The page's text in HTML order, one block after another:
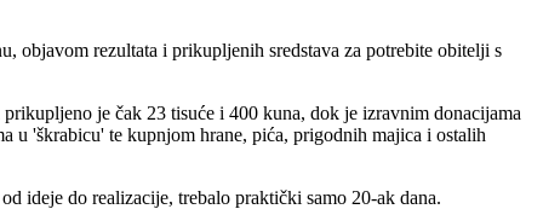
objavom rezultata i prikupljenih sredstava za potrebite obitelji s
je čak 23 tisuće i 400 kuna, dok je izravnim donacijama
u 'škrabicu' te kupnjom hrane, pića, prigodnih majica i ostalih
ideje do realizacije, trebalo praktički samo 20-ak dana.